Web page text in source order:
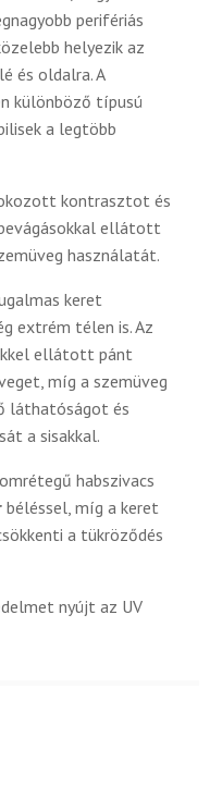
perifériás
helyezik az
és oldalra. A
különböző típusú
a legtöbb
kontrasztot és
ellátott
használatát.
keret
extrém télen is. Az
ellátott pánt
míg a szemüveg
láthatóságot és
a sisakkal.
habszivacs
béléssel, míg a keret
a tükröződés
nyújt az UV